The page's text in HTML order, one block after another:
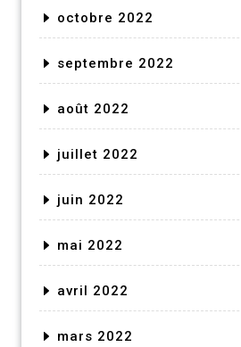
octobre 2022
septembre 2022
août 2022
juillet 2022
juin 2022
mai 2022
avril 2022
mars 2022